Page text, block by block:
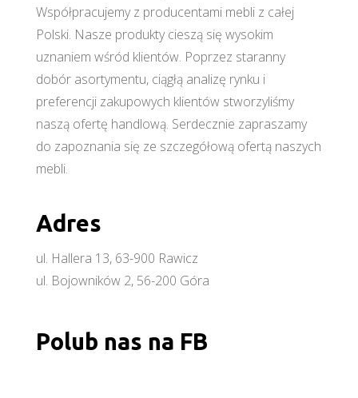
Współpracujemy z producentami mebli z całej
Polski. Nasze produkty cieszą się wysokim
uznaniem wśród klientów. Poprzez staranny
dobór asortymentu, ciągłą analizę rynku i
preferencji zakupowych klientów stworzyliśmy
naszą ofertę handlową. Serdecznie zapraszamy
do zapoznania się ze szczegółową ofertą naszych
mebli.
Adres
ul. Hallera 13, 63-900 Rawicz
ul. Bojowników 2, 56-200 Góra
Polub nas na FB